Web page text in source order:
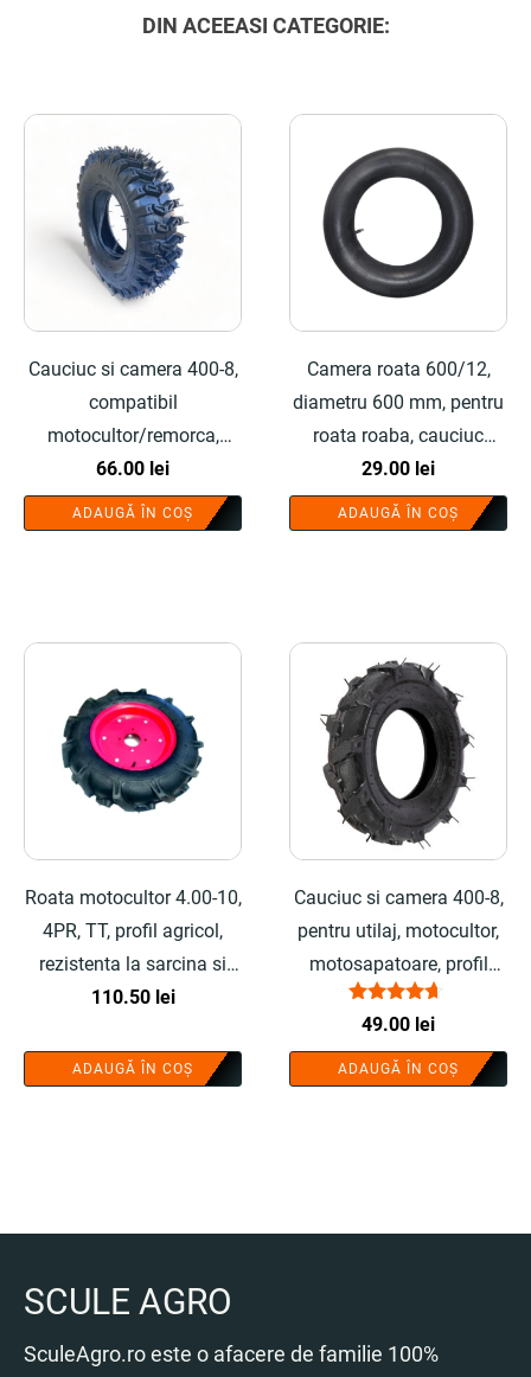
DIN ACEEASI CATEGORIE:
Cauciuc si camera 400-8,
compatibil
motocultor/remorca,
profil agricol profesional -
COBI SMART®
66.00 lei
ADAUGĂ ÎN COȘ
Camera roata 600/12,
diametru 600 mm, pentru
roata roaba, cauciuc
rezistent - COBI SMART®
29.00 lei
ADAUGĂ ÎN COȘ
Roata motocultor 4.00-10,
4PR, TT, profil agricol,
rezistenta la sarcina si
uzura - COBI SMART®
110.50 lei
ADAUGĂ ÎN COȘ
Cauciuc si camera 400-8,
pentru utilaj, motocultor,
motosapatoare, profil
agricol standard - COBI
SMART®
Evaluat la
4.50
din 5
49.00 lei
ADAUGĂ ÎN COȘ
SCULE AGRO
SculeAgro.ro este o afacere de familie 100%